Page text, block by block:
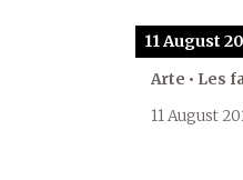
11 August
Arte • Les
11 August